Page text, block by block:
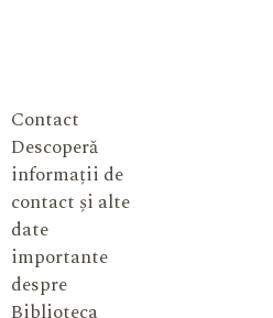
Contact
Descoperă
informații de
contact și alte
date
importante
despre